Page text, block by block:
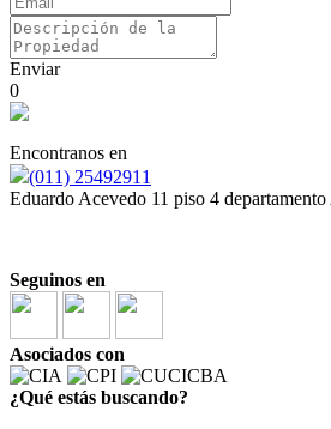
Enviar
0
Encontranos en
(011) 25492911
Eduardo Acevedo 11 piso 4
Seguinos en
Asociados con
¿Qué estás buscando?